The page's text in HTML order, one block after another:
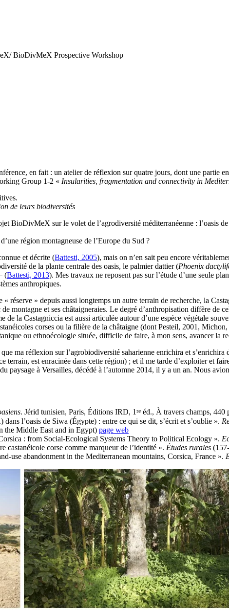
BioDivMeX Prospective Workshop
en fait : un atelier de réflexion sur quatre jours, dont une partie
Group 1-2 « Insularities, fragmentation and connectivity in
de leurs biodiversités
BioDivMeX sur le volet de l’agrodiversité méditerranéenne : l’oasis
région montagneuse de l’Europe du Sud ?
et décrite (Battesti, 2005), mais on n’en sait peu encore
de la plante centrale des oasis, le palmier dattier (Phoenix
(Battesti, 2013). Mes travaux ne reposent pas sur l’étude d’une seule
anthropiques.
réserve » depuis aussi longtemps un autre terrain de recherche, la
montagne et ses châtaigneraies. Le degré d’anthropisation diffère de
la Castagniccia est aussi articulée autour d’une espèce végétale
corses ou la filière de la châtaigne (dont Pesteil, 2001,
ou ethnoécologie située, difficile de faire, à mon sens, avancer la
ma réflexion sur l’agrobiodiversité saharienne enrichira et
est enracinée dans cette région) ; et il me tarde d’exploiter et
paysage à Versailles, décédé à l’automne 2014, il y a un an. Nous
. Jérid tunisien, Paris, Éditions IRD, 1re éd., À travers champs, 440
dans l’oasis de Siwa (Égypte) : entre ce qui se dit, s’écrit et s’oublie ».
the Middle East and in Egypt) page web
: from Social-Ecological Systems Theory to Political Ecology ».
corse comme marqueur de l’identité ». Études rurales
use abandonment in the Mediterranean mountains, Corsica, France ».